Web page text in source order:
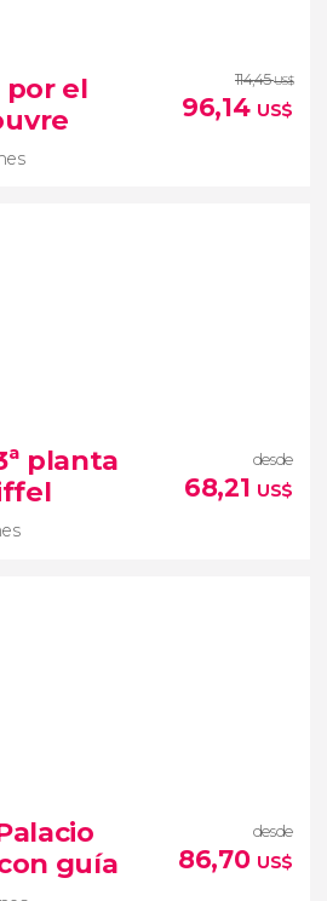
por el Sena
perspectiva única
por el
114,45US$
96,14 US$
el Museo del Louvre
pinacotecas más
planta
desde
68,21 US$
mejores vistas de París
para la cima de la Torre
guía
desde
86,70 US$